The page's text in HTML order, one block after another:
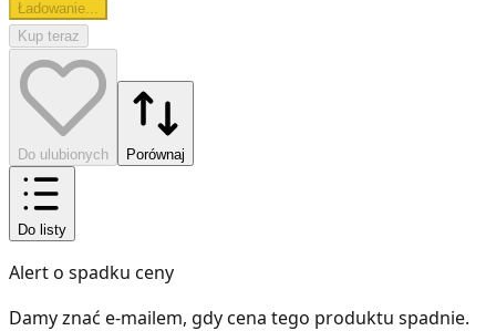
Ładowanie...
Kup teraz
Do ulubionych Porównaj
Do listy
Alert o spadku ceny
Damy znać e-mailem, gdy cena tego produktu spadnie.